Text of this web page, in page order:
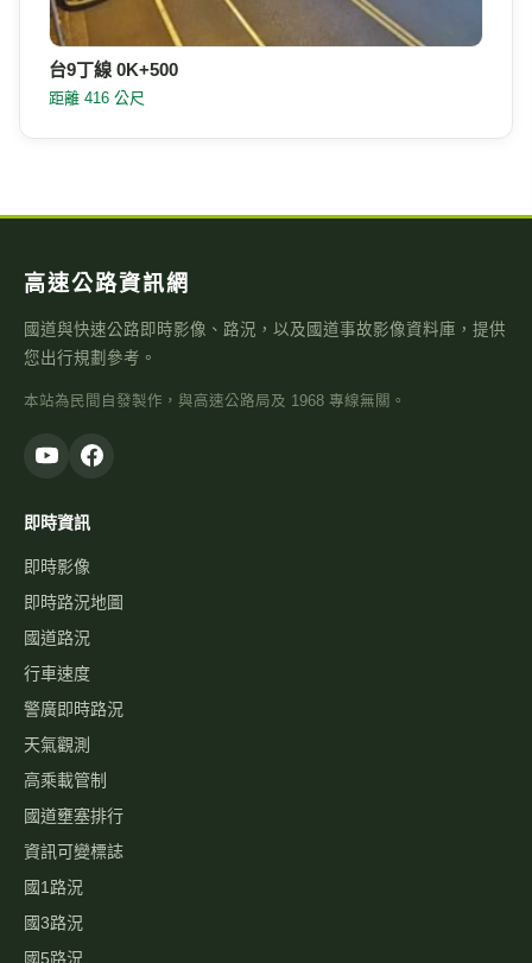
台9丁線 0K+500
距離 416 公尺
高速公路資訊網
國道與快速公路即時影像、路況，以及國道事故影像資料庫，提供
您出行規劃參考。
本站為民間自發製作，與高速公路局及 1968 專線無關。
即時資訊
即時影像
即時路況地圖
國道路況
行車速度
警廣即時路況
天氣觀測
高乘載管制
國道壅塞排行
資訊可變標誌
國1路況
國3路況
國5路況